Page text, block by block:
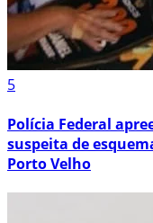
5
Polícia Federal
suspeita de
Porto Velho